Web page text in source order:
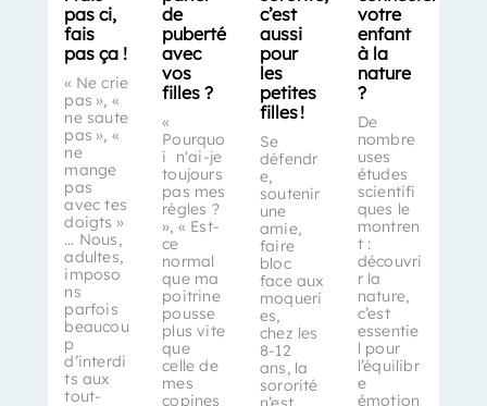
pas ci,
fais
pas ça !
« Ne crie
pas », «
ne saute
pas », «
ne
mange
pas
avec tes
doigts »
… Nous,
adultes,
imposo
ns
parfois
beaucou
p
d’interdi
ts aux
tout-
de
puberté
avec
vos
filles ?
«
Pourquo
i n'ai-je
toujours
pas mes
règles ?
», « Est-
ce
normal
que ma
poitrine
pousse
plus vite
que
celle de
mes
copines
c’est
aussi
pour
les
petites
filles !
Se
défendr
e,
soutenir
une
amie,
faire
bloc
face aux
moqueri
es,
chez les
8-12
ans, la
sororité
votre
enfant
à la
nature
?
De
nombre
uses
études
scientifi
ques le
montren
t :
découvri
r la
nature,
c’est
essentie
l pour
l’équilibr
e
émotion